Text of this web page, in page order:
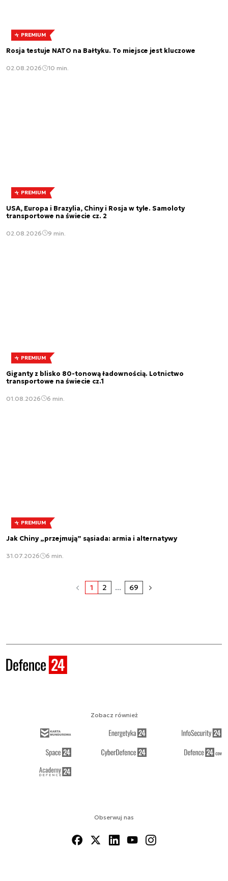
PREMIUM
Rosja testuje NATO na Bałtyku. To miejsce jest kluczowe
02.08.2026 10 min.
PREMIUM
USA, Europa i Brazylia, Chiny i Rosja w tyle. Samoloty
transportowe na świecie cz. 2
02.08.2026 9 min.
PREMIUM
Giganty z blisko 80-tonową ładownością. Lotnictwo
transportowe na świecie cz.1
01.08.2026 6 min.
PREMIUM
Jak Chiny „przejmują” sąsiada: armia i alternatywy
31.07.2026 6 min.
1 2 ... 69
Obserwuj nas
Zobacz również